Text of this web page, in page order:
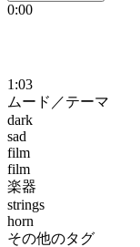
0:00
1:03
ムード／テーマ
dark
sad
film
film
楽器
strings
horn
その他のタグ